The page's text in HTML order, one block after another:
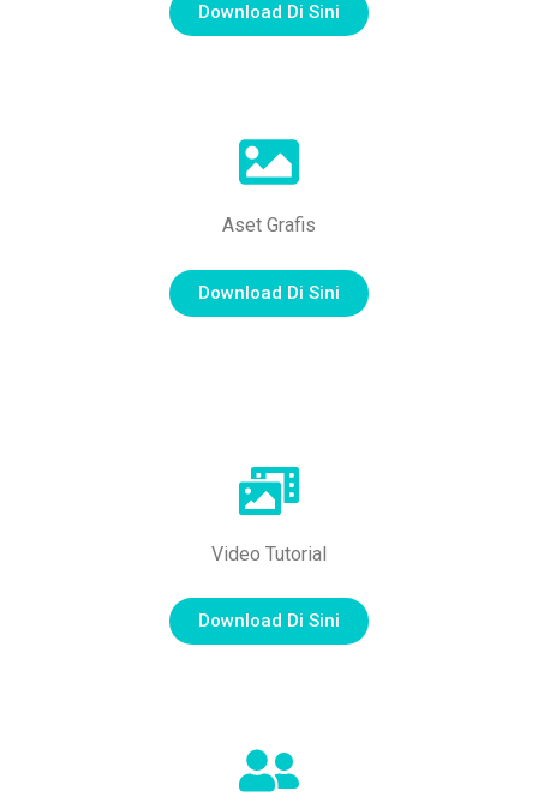
Download Di Sini
Aset Grafis
Download Di Sini
Video Tutorial
Download Di Sini